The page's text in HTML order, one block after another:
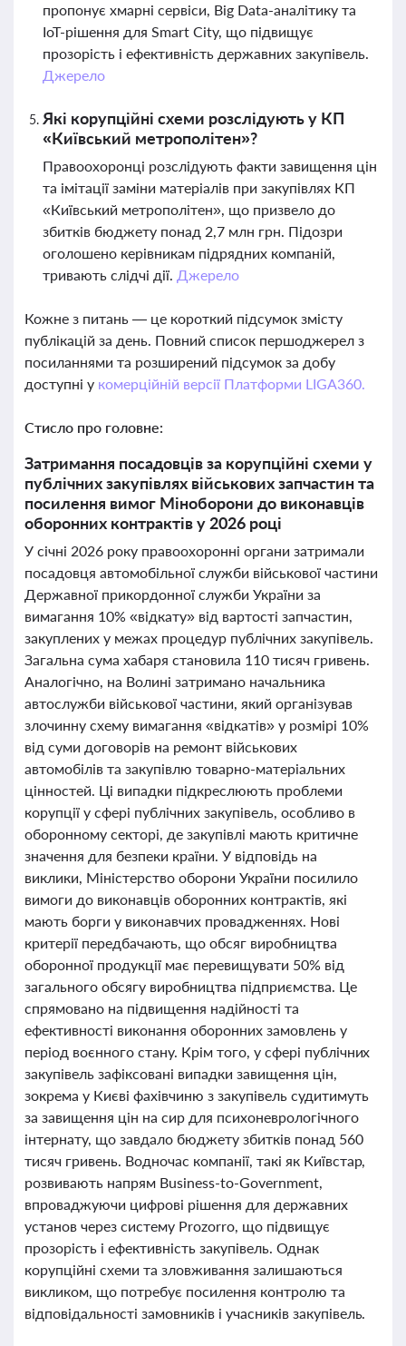
пропонує хмарні сервіси, Big Data-аналітику та
IoT-рішення для Smart City, що підвищує
прозорість і ефективність державних закупівель.
Джерело
Які корупційні схеми розслідують у КП
«Київський метрополітен»?
Правоохоронці розслідують факти завищення цін
та імітації заміни матеріалів при закупівлях КП
«Київський метрополітен», що призвело до
збитків бюджету понад 2,7 млн грн. Підозри
оголошено керівникам підрядних компаній,
тривають слідчі дії. Джерело
Кожне з питань — це короткий підсумок змісту
публікацій за день. Повний список першоджерел з
посиланнями та розширений підсумок за добу
доступні у комерційній версії Платформи LIGA360.
Стисло про головне:
Затримання посадовців за корупційні схеми у
публічних закупівлях військових запчастин та
посилення вимог Міноборони до виконавців
оборонних контрактів у 2026 році
У січні 2026 року правоохоронні органи затримали
посадовця автомобільної служби військової частини
Державної прикордонної служби України за
вимагання 10% «відкату» від вартості запчастин,
закуплених у межах процедур публічних закупівель.
Загальна сума хабаря становила 110 тисяч гривень.
Аналогічно, на Волині затримано начальника
автослужби військової частини, який організував
злочинну схему вимагання «відкатів» у розмірі 10%
від суми договорів на ремонт військових
автомобілів та закупівлю товарно-матеріальних
цінностей. Ці випадки підкреслюють проблеми
корупції у сфері публічних закупівель, особливо в
оборонному секторі, де закупівлі мають критичне
значення для безпеки країни. У відповідь на
виклики, Міністерство оборони України посилило
вимоги до виконавців оборонних контрактів, які
мають борги у виконавчих провадженнях. Нові
критерії передбачають, що обсяг виробництва
оборонної продукції має перевищувати 50% від
загального обсягу виробництва підприємства. Це
спрямовано на підвищення надійності та
ефективності виконання оборонних замовлень у
період воєнного стану. Крім того, у сфері публічних
закупівель зафіксовані випадки завищення цін,
зокрема у Києві фахівчиню з закупівель судитимуть
за завищення цін на сир для психоневрологічного
інтернату, що завдало бюджету збитків понад 560
тисяч гривень. Водночас компанії, такі як Київстар,
розвивають напрям Business-to-Government,
впроваджуючи цифрові рішення для державних
установ через систему Prozorro, що підвищує
прозорість і ефективність закупівель. Однак
корупційні схеми та зловживання залишаються
викликом, що потребує посилення контролю та
відповідальності замовників і учасників закупівель.